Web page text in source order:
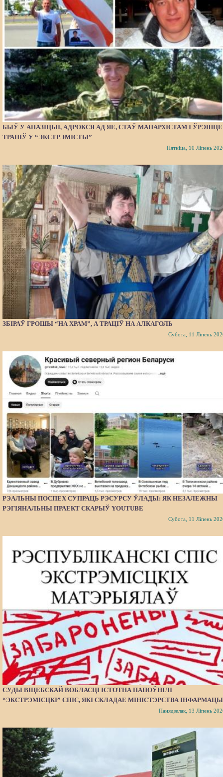
БЫЎ У АПАЗІЦЫІ, АДРОКСЯ АД ЯЕ, СТАЎ МАНАРХІСТАМ І ЎРЭШЦЕ
ТРАПІЎ У “ЭКСТРЭМІСТЫ”
Пятніца, 10 Ліпень
ЗБІРАЎ ГРОШЫ “НА ХРАМ”, А ТРАЦІЎ НА АЛКАГОЛЬ
Субота, 11 Ліпень
РЭАЛЬНЫ ПОСПЕХ СУПРАЦЬ РЭСУРСУ ЎЛАДЫ: ЯК НЕЗАЛЕЖНЫ
РЭГІЯНАЛЬНЫ ПРАЕКТ СКАРЫЎ YOUTUBE
Субота, 11 Ліпень
СУДЫ ВІЦЕБСКАЙ ВОБЛАСЦІ ІСТОТНА ПАПОЎНІЛІ
“ЭКСТРЭМІСЦКІ” СПІС, ЯКІ СКЛАДАЕ МІНІСТЭРСТВА
Панядзелак, 13 Ліпень